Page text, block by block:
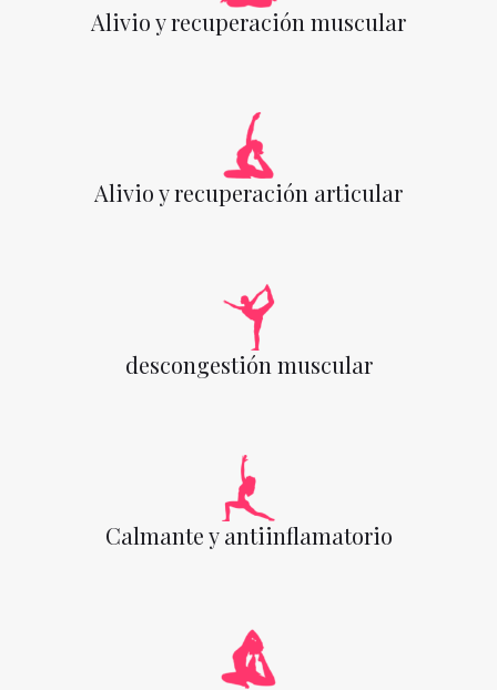
Alivio y recuperación muscular
Alivio y recuperación articular
descongestión muscular
Calmante y antiinflamatorio